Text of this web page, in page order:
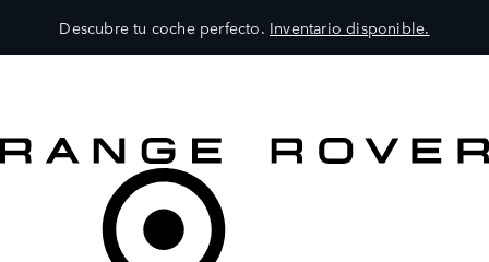
Descubre tu coche perfecto. Inventario disponible.